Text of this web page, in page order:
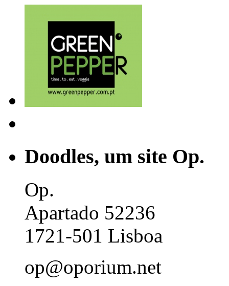
Doodles, um site Op.
Op.
Apartado 52236
1721-501 Lisboa
op@oporium.net